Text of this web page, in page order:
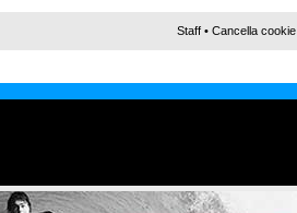
Staff • Cancella cookie